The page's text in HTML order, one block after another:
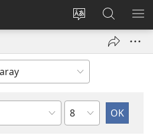
Balyui
yinaknan
an
site
Pag-
log
new
Pamiling
ha
JW.ORG
Kapitulo